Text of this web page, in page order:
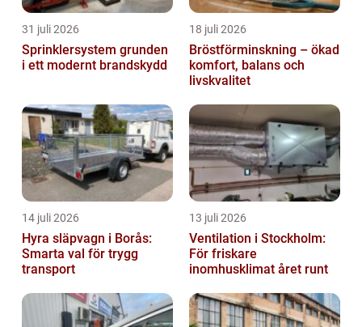
31 juli 2026
Sprinklersystem grunden
i ett modernt brandskydd
18 juli 2026
Bröstförminskning – ökad
komfort, balans och
livskvalitet
14 juli 2026
Hyra släpvagn i Borås:
Smarta val för trygg
transport
13 juli 2026
Ventilation i Stockholm:
För friskare
inomhusklimat året runt